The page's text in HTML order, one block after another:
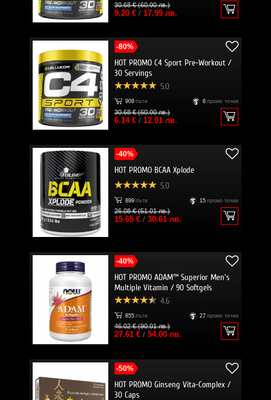
30.68 € (60.00 лв.)
9.20 €/ 17.99 лв.
-80%
HOT PROMO C4 Sport Pre-Workout /
30 Servings
5.0
909 пъти 6 промо точки
30.68 € (60.00 лв.)
6.14 €/ 12.01 лв.
-40%
HOT PROMO BCAA Xplode
5.0
899 пъти 15 промо точки
26.08 € (51.01 лв.)
15.65 €/ 30.61 лв.
-40%
HOT PROMO ADAM™ Superior Men's
Multiple Vitamin / 90 Softgels
4.6
855 пъти 27 промо точки
46.02 € (90.01 лв.)
27.61 €/ 54.00 лв.
-50%
HOT PROMO Ginseng Vita-Complex /
30 Caps